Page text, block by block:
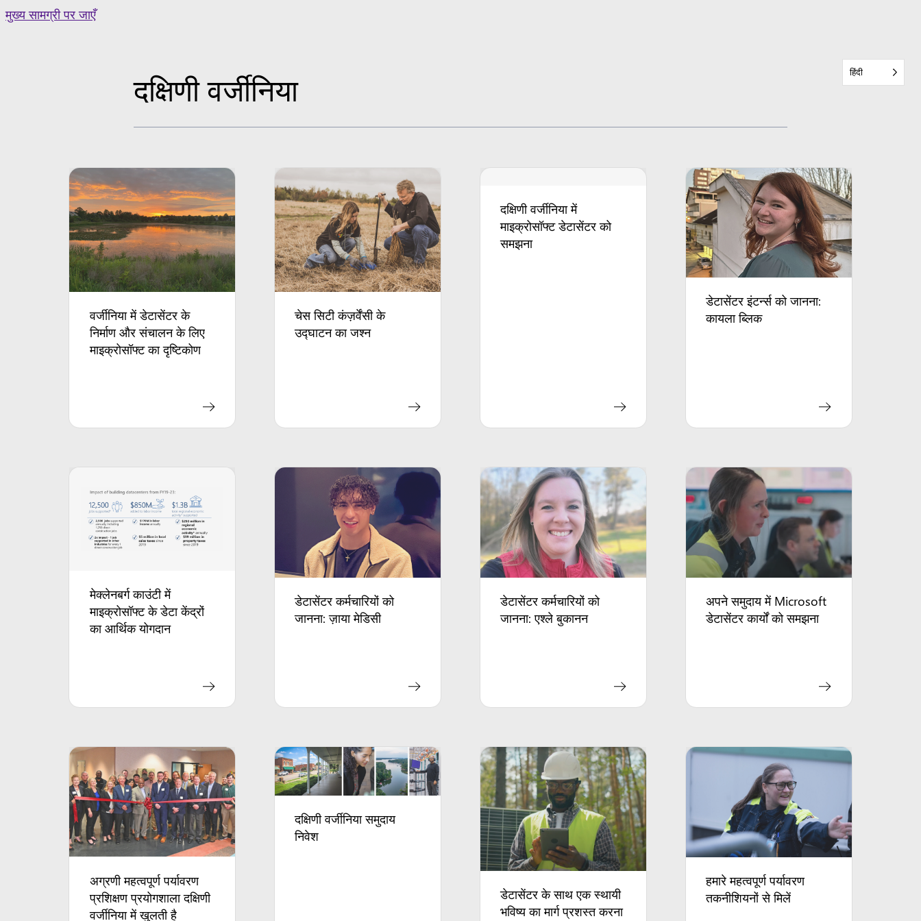
Skip
मुख्य सामग्री पर जाएँ
हिंदी
दक्षिणी वर्जीनिया
वर्जीनिया में डेटासेंटर के
निर्माण और संचालन के लिए
माइक्रोसॉफ्ट का दृष्टिकोण
चेस सिटी कंज़र्वेंसी के
उद्घाटन का जश्न
दक्षिणी वर्जीनिया में
माइक्रोसॉफ्ट डेटासेंटर को
समझना
डेटासेंटर इंटर्न्स को जानना:
कायला ब्लिक
मेक्लेनबर्ग काउंटी में
माइक्रोसॉफ्ट के डेटा केंद्रों
का आर्थिक योगदान
डेटासेंटर कर्मचारियों को
जानना: ज़ाया मेडिसी
डेटासेंटर कर्मचारियों को
जानना: एश्ले बुकानन
अपने समुदाय में Microsoft
डेटासेंटर कार्यों को समझना
अग्रणी महत्वपूर्ण पर्यावरण
प्रशिक्षण प्रयोगशाला दक्षिणी
वर्जीनिया में खुलती है
दक्षिणी वर्जीनिया समुदाय
निवेश
डेटासेंटर के साथ एक स्थायी
भविष्य का मार्ग प्रशस्त करना
हमारे महत्वपूर्ण पर्यावरण
तकनीशियनों से मिलें